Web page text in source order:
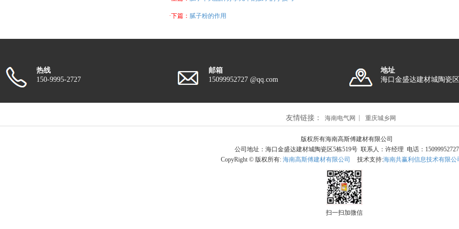
·下篇： 腻子粉的作用
热线
150-9995-2727
邮箱
15099952727 @qq.com
地址
海口金盛达建材城陶瓷
友情链接： 海南电气网 重庆城乡网
版权所有海南高斯傅建材有限公司
公司地址：海口金盛达建材城陶瓷区5栋519号 联系人：许经理 电话：15099952727
CopyRight © 版权所有: 海南高斯傅建材有限公司 技术支持:海南共赢利信息技术有限公
扫一扫加微信